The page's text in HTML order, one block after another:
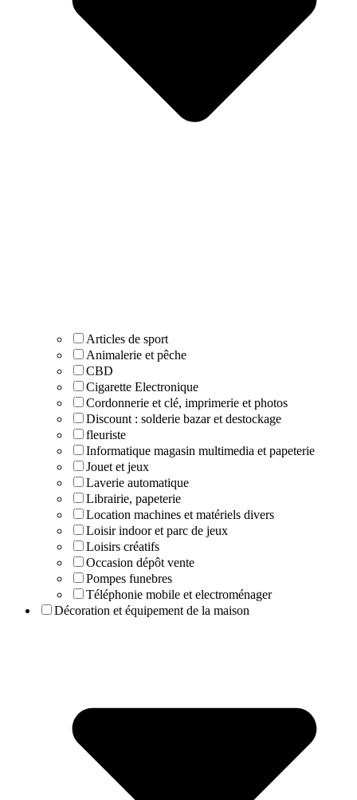
Articles de sport
Animalerie et pêche
CBD
Cigarette Electronique
Cordonnerie et clé, imprimerie et photos
Discount : solderie bazar et destockage
fleuriste
Informatique magasin multimedia et papeterie
Jouet et jeux
Laverie automatique
Librairie, papeterie
Location machines et matériels divers
Loisir indoor et parc de jeux
Loisirs créatifs
Occasion dépôt vente
Pompes funebres
Téléphonie mobile et electroménager
Décoration et équipement de la maison